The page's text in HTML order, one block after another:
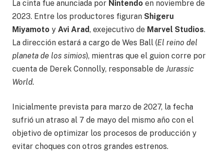
La cinta fue anunciada por Nintendo en noviembre de
2023. Entre los productores figuran Shigeru
Miyamoto y Avi Arad, exejecutivo de Marvel Studios.
La dirección estará a cargo de Wes Ball (El reino del
planeta de los simios), mientras que el guion corre por
cuenta de Derek Connolly, responsable de Jurassic
World.
Inicialmente prevista para marzo de 2027, la fecha
sufrió un atraso al 7 de mayo del mismo año con el
objetivo de optimizar los procesos de producción y
evitar choques con otros grandes estrenos.